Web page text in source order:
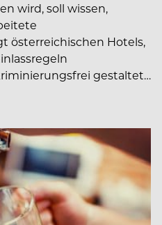
wird, soll wissen,
österreichischen Hotels,
gestaltet…